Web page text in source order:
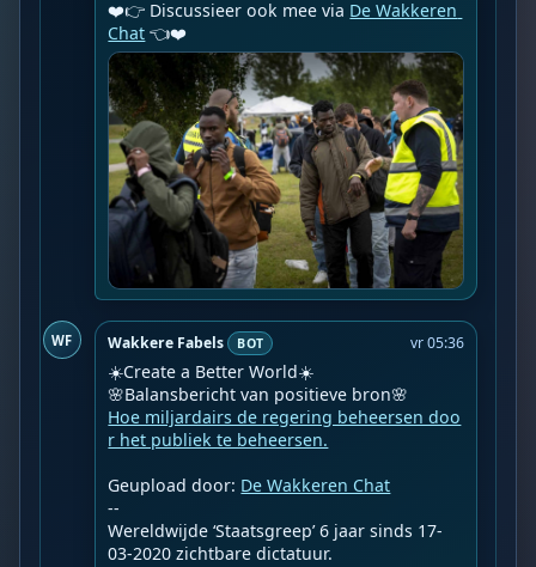
❤️👉 Discussieer ook mee via De Wakkeren
Chat 👈❤️
WF Wakkere Fabels BOT vr 05:36
☀️Create a Better World☀️
Hoe miljardairs de regering beheersen doo
r het publiek te beheersen.
Geupload door: De Wakkeren Chat
--
Wereldwijde ‘Staatsgreep’ 6 jaar sinds 17-
03-2020 zichtbare dictatuur.